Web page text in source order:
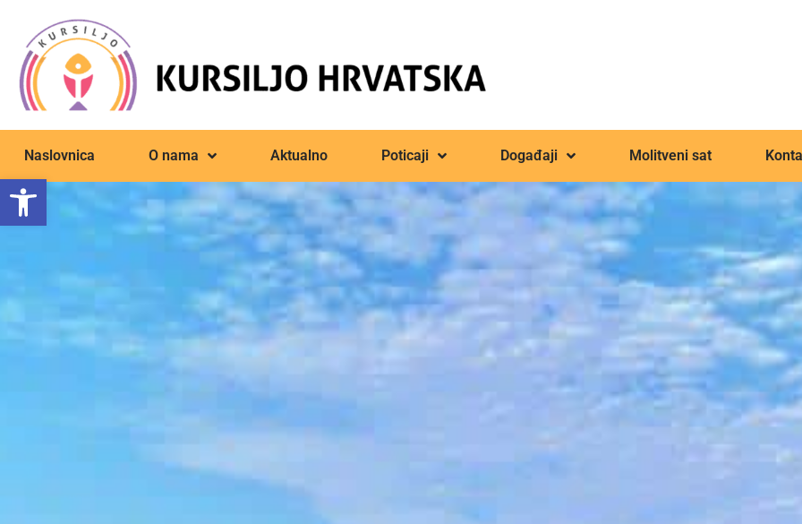
Open toolbar
Naslovnica O nama Aktualno Poticaji Događaji Molitveni sat